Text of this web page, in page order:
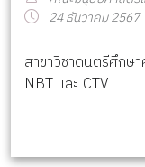
24 ธันวาคม 2567
สาขาวิชาดนตรีศึกษ
NBT และ CTV